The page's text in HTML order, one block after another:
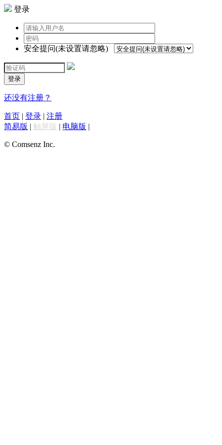
登录
安全提问(未设置请忽略)
登录
还没有注册？
首页 | 登录 | 注册
简易版 | 触屏版 | 电脑版 |
© Comsenz Inc.